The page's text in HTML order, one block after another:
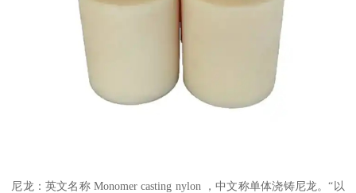
尼龙：英文名称 Monomer casting nylon ，中文称单体浇铸尼龙。“以